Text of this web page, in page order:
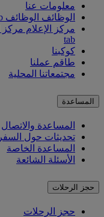
معلومات عنا
الوظائف الوظائف Opens an external link in a new tab
مركز الإعلام
tab
كوكبنا
طاقم عملنا
مجتمعاتنا المحلية
المساعدة
المساعدة والاتصال
تحديثات حول السفر
المساعدة الخاصة
الأسئلة الشائعة
حجز الرحلات
حجز الرحلات